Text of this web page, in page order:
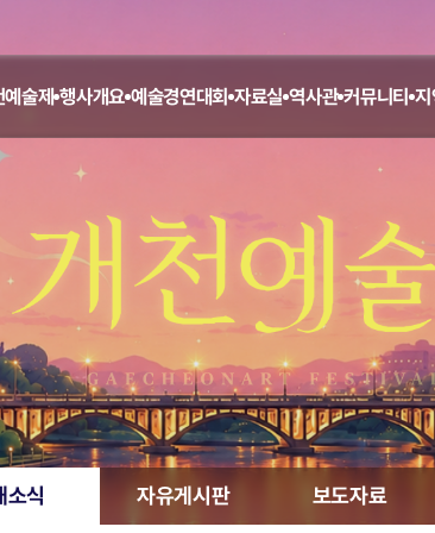
예술제 행사개요 예술경연대회 자료실 역사관 커뮤니티 지
소식 자유게시판 보도자료